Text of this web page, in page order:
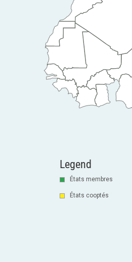
Legend
États membres
États cooptés
Le Président en
exercice de la
CIRGL